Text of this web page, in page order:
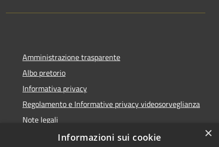
Amministrazione trasparente
Albo pretorio
Informativa privacy
Regolamento e Informative privacy videosorveglianza
Note legali
Dichiarazione di accessibilità
×
Informazioni sui cookie